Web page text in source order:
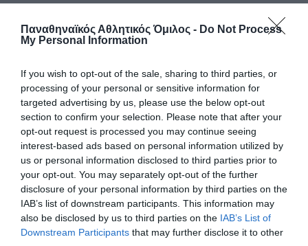
Παναθηναϊκός Αθλητικός Όμιλος - Do Not Process
My Personal Information
If you wish to opt-out of the sale, sharing to third parties, or
processing of your personal or sensitive information for
targeted advertising by us, please use the below opt-out
section to confirm your selection. Please note that after your
opt-out request is processed you may continue seeing
interest-based ads based on personal information utilized by
us or personal information disclosed to third parties prior to
your opt-out. You may separately opt-out of the further
disclosure of your personal information by third parties on the
IAB’s list of downstream participants. This information may
also be disclosed by us to third parties on the IAB’s List of
Downstream Participants that may further disclose it to other
04.08.2026 ΑΚΑΔΗΜΙΑ ΚΑΛΑΘΟΣΦΑΙΡΙΣΗΣ